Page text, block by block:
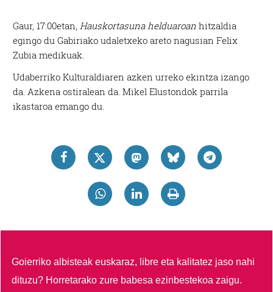
Gaur, 17:00etan, Hauskortasuna helduaroanhitzaldia
egingo du Gabiriako udaletxeko areto nagusian Felix
Zubia medikuak.
Udaberriko Kulturaldiaren azken urreko ekintza izango
da. Azkena ostiralean da. Mikel Elustondok parrila
ikastaroa emango du.
Goierriko albisteak euskaraz, libre eta kalitatez jaso nahi
dituzu? Horretarako zure babesa ezinbestekoa zaigu.